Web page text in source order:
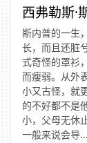
西弗勒斯·
斯内普的一生
长，而且还脏
式奇怪的罩衫
而瘦弱。从外
小又古怪，就
的不好都不是
小，父母无休
一般来说会导...